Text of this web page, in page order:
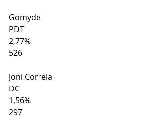
Gomyde
PDT
2,77%
526
Joni Correia
DC
1,56%
297